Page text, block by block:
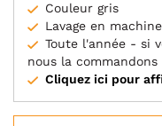
Couleur gris
Lavage en
Toute l'année - si
nous la
Cliquez ici pour